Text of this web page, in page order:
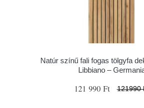
Natúr színű fali fogas tölgyfa
Libbiano –
121 990 Ft 121990